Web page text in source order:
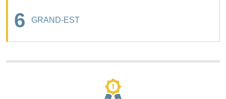
6 GRAND-EST